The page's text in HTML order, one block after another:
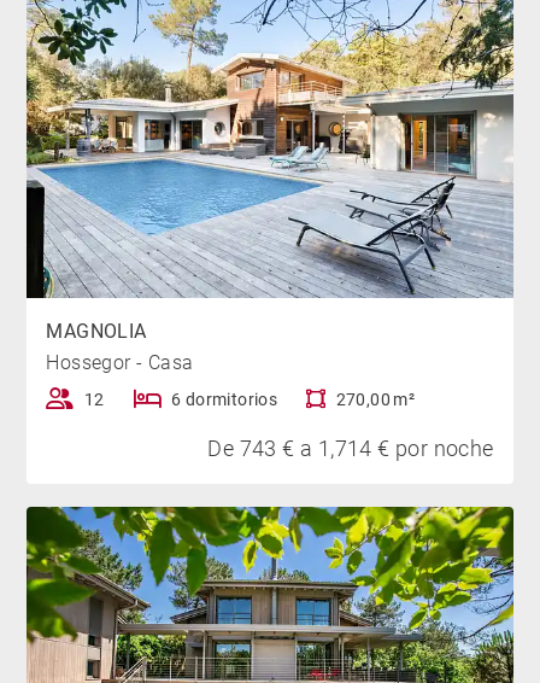
MAGNOLIA
Hossegor - Casa
12 6 dormitorios 270,00 m²
De 743 € a 1,714 € por noche